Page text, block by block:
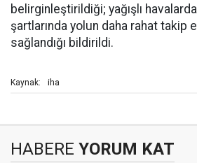
belirginleştirildiği; yağışlı
şartlarında yolun daha rahat takip
sağlandığı bildirildi.
Kaynak: iha
HABERE YORUM KAT